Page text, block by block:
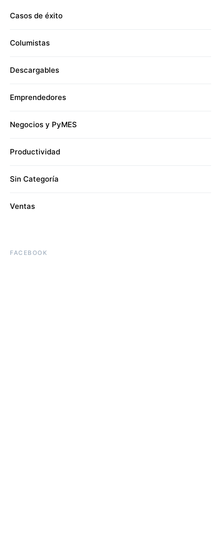
Casos de éxito
Columistas
Descargables
Emprendedores
Negocios y PyMES
Productividad
Sin Categoría
Ventas
FACEBOOK